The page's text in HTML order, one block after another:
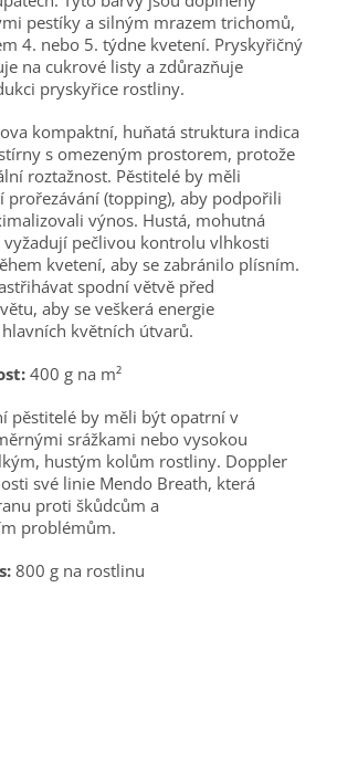
pestíky a silným mrazem trichomů,
4. nebo 5. týdne kvetení. Pryskyřičný
na cukrové listy a zdůrazňuje
pryskyřice rostliny.
kompaktní, huňatá struktura indica
s omezeným prostorem, protože
roztažnost. Pěstitelé by měli
prořezávání (topping), aby podpořili
výnos. Hustá, mohutná
pečlivou kontrolu vlhkosti
kvetení, aby se zabránilo plísním.
spodní větvě před
aby se veškerá energie
květních útvarů.
400 g na m²
pěstitelé by měli být opatrní v
srážkami nebo vysokou
hustým kolům rostliny. Doppler
své linie Mendo Breath, která
proti škůdcům a
problémům.
800 g na rostlinu